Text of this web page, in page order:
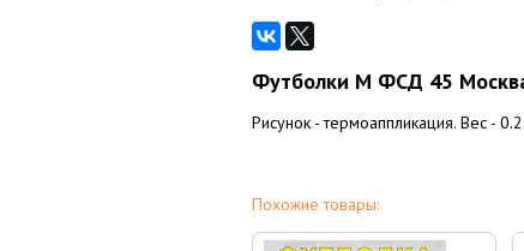
Футболки M ФСД 45
Рисунок - термоаппликация. Вес - 0.2
Похожие товары: